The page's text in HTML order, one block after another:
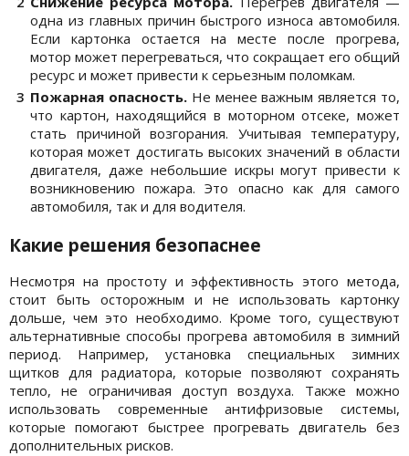
одна из главных причин быстрого износа автомобиля.
Если картонка остается на месте после прогрева,
мотор может перегреваться, что сокращает его общий
ресурс и может привести к серьезным поломкам.
Пожарная опасность. Не менее важным является то,
что картон, находящийся в моторном отсеке, может
стать причиной возгорания. Учитывая температуру,
которая может достигать высоких значений в области
двигателя, даже небольшие искры могут привести к
возникновению пожара. Это опасно как для самого
автомобиля, так и для водителя.
Какие решения безопаснее
Несмотря на простоту и эффективность этого метода,
стоит быть осторожным и не использовать картонку
дольше, чем это необходимо. Кроме того, существуют
альтернативные способы прогрева автомобиля в зимний
период. Например, установка специальных зимних
щитков для радиатора, которые позволяют сохранять
тепло, не ограничивая доступ воздуха. Также можно
использовать современные антифризовые системы,
которые помогают быстрее прогревать двигатель без
дополнительных рисков.